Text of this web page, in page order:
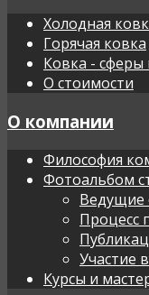
Холодная
Горячая ковка
Ковка - сферы
О стоимости
О компании
Философия
Фотоальбом
Ведущие
Процесс
Участие
Курсы и